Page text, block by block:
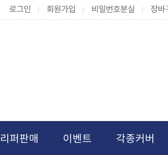
로그인 회원가입 비밀번호분실 장바
리퍼판매 이벤트 각종커버